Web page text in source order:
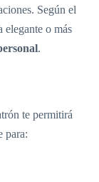
Según el
elegante o más
.
te permitirá
para: